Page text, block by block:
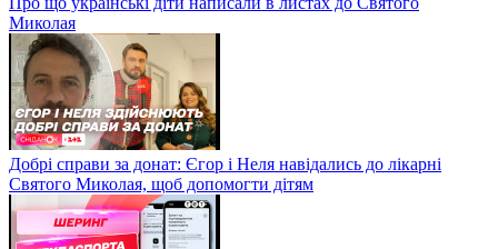
Миколая
Добрі справи за донат: Єгор і Неля навідались до лікарні
Святого Миколая, щоб допомогти дітям